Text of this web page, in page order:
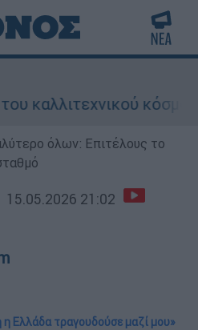
κόσμου
όλων: Επιτέλους το
15.05.2026 21:02
η Ελλάδα τραγουδούσε μαζί μου»